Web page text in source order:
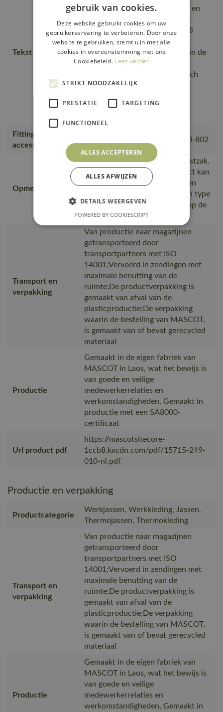
Tekst usp
reflectieaccenten., is zeer licht en
neemt opgevouwen bijna geen
plaats in., Uniek CLIMASCOT®
materiaal dat zorgt voor een
efficiënte isolatie, Stretchstof in de
zijden geeft extra
bewegingsvrijheid., Ergonomisch
gevormde mouwen volgen de
natuurlijke bewegingen van de
armen., Winddicht en
Fitting
accessories
00781-380, 50077-843, 18050-802
Opmerking logo
Bedrukking mogelijk op de borstzak.
Door bedrukking op dit product kan
de isolatie lichtelijk beschadigen
door de warmte. Wij raden een type
transfer aan dat niet uitloopt op de
rest van het product.
Transport en
verpakking
Van productie naar magazijnen
getransporteerd door
transportpartners met ISO
14001;Vervoerd in zendingen met
maximale benutting van de
ruimte;De productverpakking is
gemaakt van afval van de
plasticproductie;De verpakking
waarin de bestelling van MASCOT,
is gemaakt van of bevat gerecycled
materiaal
Productie
Gemaakt in de eigen fabriek van
MASCOT in Laos, wat het bewijs is
van goede en veilige
medewerkerrelaties en
werkomstandigheden, Gemaakt in
productie met een SA8000-
certificaat
Url product pdf
https://mascotsitecore-
1ccb8.kxcdn.com/pdf/15715-249-
010-nl.pdf
Productie en verpakking
Productcategorie
Werkjassen, Werkkleding, Jassen,
Thermojassen, Thermokleding
Transport en
verpakking
Van productie naar magazijnen
getransporteerd door
transportpartners met ISO
14001;Vervoerd in zendingen met
maximale benutting van de
ruimte;De productverpakking is
gemaakt van afval van de
plasticproductie;De verpakking
waarin de bestelling van MASCOT,
is gemaakt van of bevat gerecycled
materiaal
Productie
Gemaakt in de eigen fabriek van
MASCOT in Laos, wat het bewijs is
van goede en veilige
medewerkerrelaties en
werkomstandigheden, Gemaakt in
gebruik van cookies.
Deze website gebruikt cookies om uw
gebruikerservaring te verbeteren. Door onze
website te gebruiken, stemt u in met alle
cookies in overeenstemming met ons
Cookiebeleid. Lees verder
STRIKT NOODZAKELIJK
PRESTATIE TARGETING
FUNCTIONEEL
ALLES ACCEPTEREN
ALLES AFWIJZEN
DETAILS WEERGEVEN
POWERED BY COOKIESCRIPT